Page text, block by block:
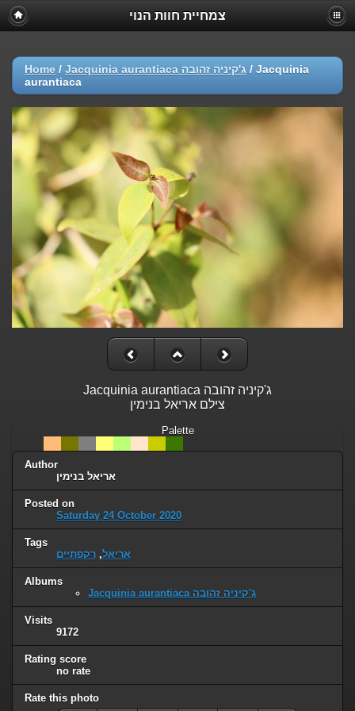
צמחיית חוות הנוי
Home / Jacquinia aurantiaca ג'קיניה זהובה / Jacquinia
aurantiaca
Jacquinia aurantiaca ג'קיניה זהובה
צילם אריאל בנימין
Palette
Author
אריאל בנימין
Posted on
Saturday 24 October 2020
Tags
אריאל, רקפתיים
Albums
Jacquinia aurantiaca ג'קיניה זהובה
Visits
9172
Rating score
no rate
Rate this photo